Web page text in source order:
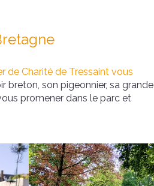
de Charité de Tressaint vous
breton, son pigeonnier, sa grande
promener dans le parc et